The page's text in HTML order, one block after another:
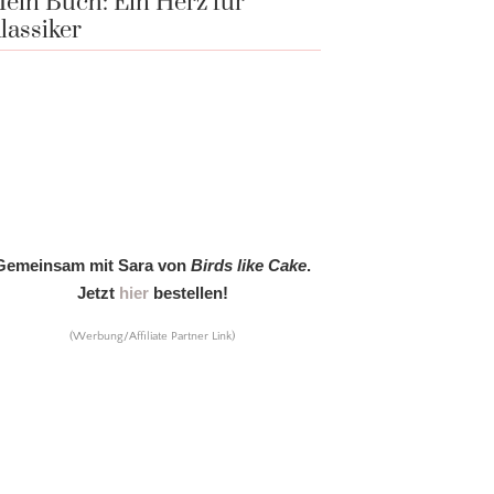
mit Sara vonBirds like Cake.
Jetzt hierbestellen!
(Werbung/Affiliate Partner Link)